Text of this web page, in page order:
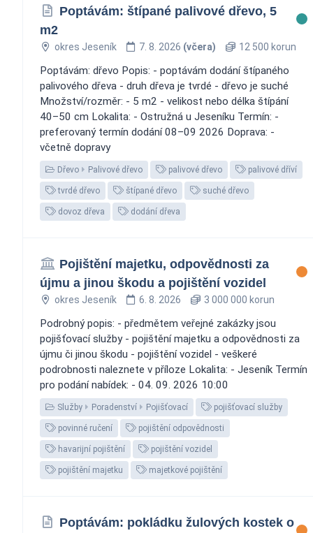
Poptávám: štípané palivové dřevo, 5
m2
okres Jeseník 7. 8. 2026 (včera) 12 500 korun
Poptávám: dřevo Popis: - poptávám dodání štípaného
palivového dřeva - druh dřeva je tvrdé - dřevo je suché
Množství/rozměr: - 5 m2 - velikost nebo délka štípání
40–50 cm Lokalita: - Ostružná u Jeseníku Termín: -
preferovaný termín dodání 08–09 2026 Doprava: -
včetně dopravy
Dřevo Palivové dřevo palivové dřevo palivové dříví
tvrdé dřevo štípané dřevo suché dřevo
dovoz dřeva dodání dřeva
Pojištění majetku, odpovědnosti za
újmu a jinou škodu a pojištění vozidel
okres Jeseník 6. 8. 2026 3 000 000 korun
Podrobný popis: - předmětem veřejné zakázky jsou
pojišťovací služby - pojištění majetku a odpovědnosti za
újmu či jinou škodu - pojištění vozidel - veškeré
podrobnosti naleznete v příloze Lokalita: - Jeseník Termín
pro podání nabídek: - 04. 09. 2026 10:00
Služby Poradenství Pojišťovací pojišťovací služby
povinné ručení pojištění odpovědnosti
havarijní pojištění pojištění vozidel
pojištění majetku majetkové pojištění
Poptávám: pokládku žulových kostek o